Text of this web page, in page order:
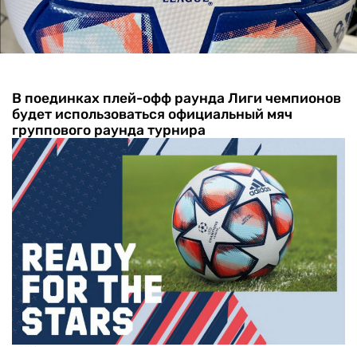
В поединках плей-офф раунда Лиги чемпионов
будет использоваться официальный мяч
группового раунда турнира